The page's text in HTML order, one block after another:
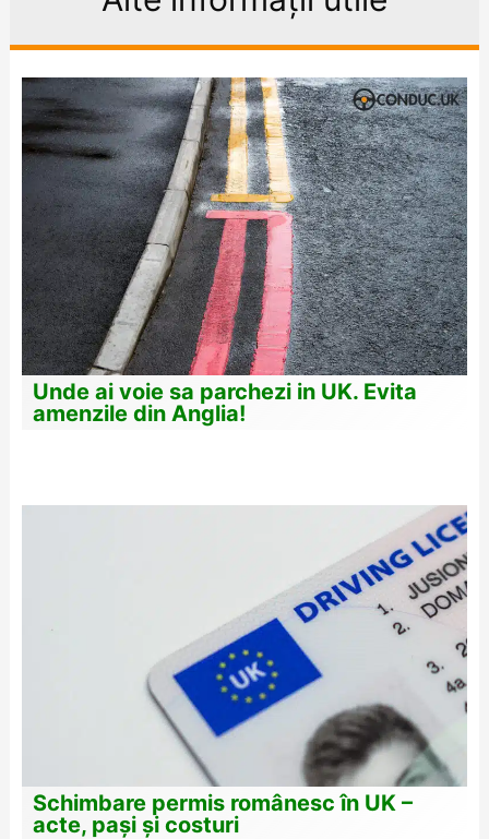
Unde ai voie sa parchezi in UK. Evita
amenzile din Anglia!
Schimbare permis românesc în UK –
acte, pași și costuri